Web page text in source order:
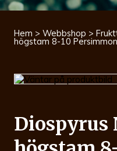
Hem > Webbshop >
högstam 8-10 Persimmon